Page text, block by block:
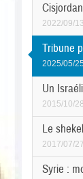
2022/09/13
Tribune
2025/05/
Un
2015/10/28
Le
2017/07/27
Syrie :